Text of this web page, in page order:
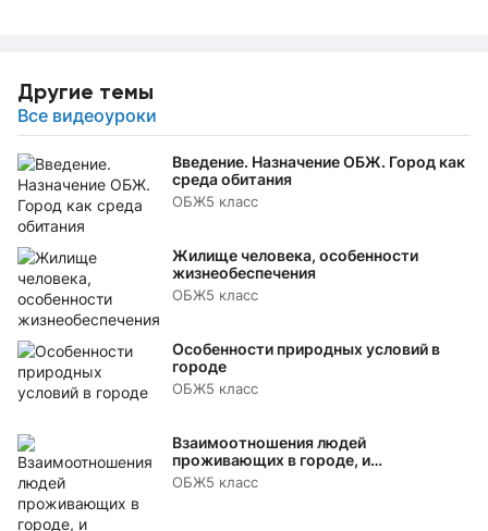
Другие темы
Все видеоуроки
Введение. Назначение ОБЖ. Город как
среда обитания
ОБЖ5 класс
Жилище человека, особенности
жизнеобеспечения
ОБЖ5 класс
Особенности природных условий в
городе
ОБЖ5 класс
Взаимоотношения людей
проживающих в городе, и
безопасность
ОБЖ5 класс